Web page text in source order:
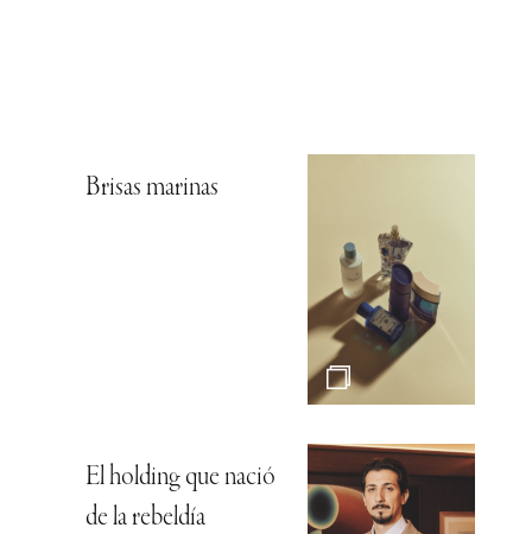
Brisas marinas
El holding que nació
de la rebeldía